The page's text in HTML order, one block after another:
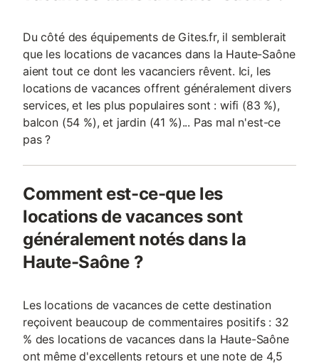
Du côté des équipements de Gites.fr, il semblerait
que les locations de vacances dans la Haute-Saône
aient tout ce dont les vacanciers rêvent. Ici, les
locations de vacances offrent généralement divers
services, et les plus populaires sont : wifi (83 %),
balcon (54 %), et jardin (41 %)... Pas mal n'est-ce
pas ?
Comment est-ce-que les
locations de vacances sont
généralement notés dans la
Haute-Saône ?
Les locations de vacances de cette destination
reçoivent beaucoup de commentaires positifs : 32
% des locations de vacances dans la Haute-Saône
ont même d'excellents retours et une note de 4,5